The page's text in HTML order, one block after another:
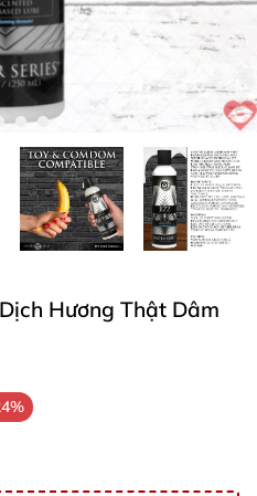
Hương Thật Dâm